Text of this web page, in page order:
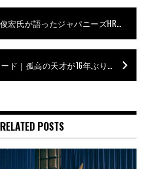
BOW WOW新美俊宏氏が語ったジャパニーズHR／HM黎明期【2007年アーカイブ】
ビル・ブルーフォード｜孤高の天才が16年ぶりのインタビューで語ったドラムへの想い【Archive Interview ②】
RELATED POSTS